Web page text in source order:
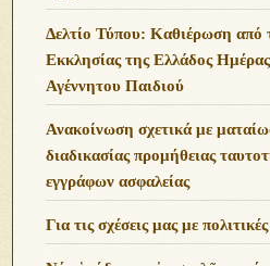
Δελτίο Τύπου: Καθιέρωση από
Εκκλησίας της Ελλάδος
Αγέννητου Παιδιού
Ανακοίνωση σχετικά με
διαδικασίας προμήθειας
εγγράφων ασφαλείας
Για τις σχέσεις μας με